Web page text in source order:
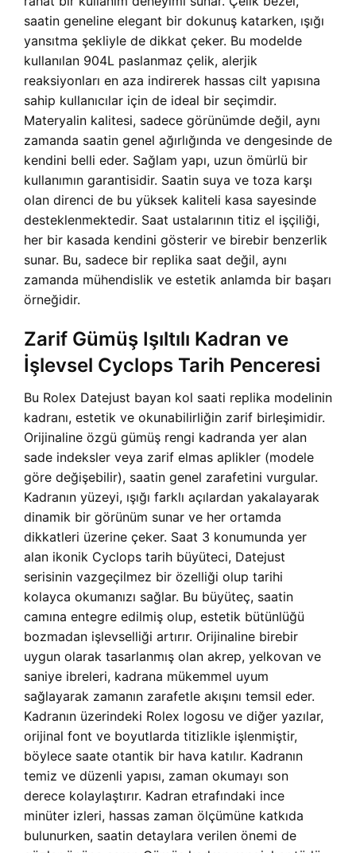
saatin geneline elegant bir dokunuş katarken, ışığı
yansıtma şekliyle de dikkat çeker. Bu modelde
kullanılan 904L paslanmaz çelik, alerjik
reaksiyonları en aza indirerek hassas cilt yapısına
sahip kullanıcılar için de ideal bir seçimdir.
Materyalin kalitesi, sadece görünümde değil, aynı
zamanda saatin genel ağırlığında ve dengesinde de
kendini belli eder. Sağlam yapı, uzun ömürlü bir
kullanımın garantisidir. Saatin suya ve toza karşı
olan direnci de bu yüksek kaliteli kasa sayesinde
desteklenmektedir. Saat ustalarının titiz el işçiliği,
her bir kasada kendini gösterir ve birebir benzerlik
sunar. Bu, sadece bir replika saat değil, aynı
zamanda mühendislik ve estetik anlamda bir başarı
örneğidir.
Zarif Gümüş Işıltılı Kadran ve
İşlevsel Cyclops Tarih Penceresi
Bu Rolex Datejust bayan kol saati replika modelinin
kadranı, estetik ve okunabilirliğin zarif birleşimidir.
Orijinaline özgü gümüş rengi kadranda yer alan
sade indeksler veya zarif elmas aplikler (modele
göre değişebilir), saatin genel zarafetini vurgular.
Kadranın yüzeyi, ışığı farklı açılardan yakalayarak
dinamik bir görünüm sunar ve her ortamda
dikkatleri üzerine çeker. Saat 3 konumunda yer
alan ikonik Cyclops tarih büyüteci, Datejust
serisinin vazgeçilmez bir özelliği olup tarihi
kolayca okumanızı sağlar. Bu büyüteç, saatin
camına entegre edilmiş olup, estetik bütünlüğü
bozmadan işlevselliği artırır. Orijinaline birebir
uygun olarak tasarlanmış olan akrep, yelkovan ve
saniye ibreleri, kadrana mükemmel uyum
sağlayarak zamanın zarafetle akışını temsil eder.
Kadranın üzerindeki Rolex logosu ve diğer yazılar,
orijinal font ve boyutlarda titizlikle işlenmiştir,
böylece saate otantik bir hava katılır. Kadranın
temiz ve düzenli yapısı, zaman okumayı son
derece kolaylaştırır. Kadran etrafındaki ince
minüter izleri, hassas zaman ölçümüne katkıda
bulunurken, saatin detaylara verilen önemi de